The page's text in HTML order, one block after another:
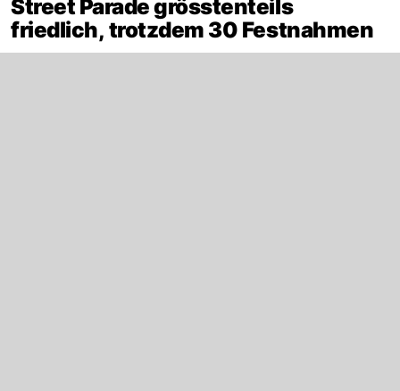
Street Parade grösstenteils
friedlich, trotzdem 30 Festnahmen